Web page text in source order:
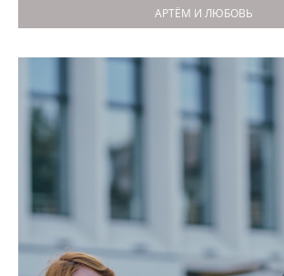
АРТЁМ И ЛЮБОВЬ